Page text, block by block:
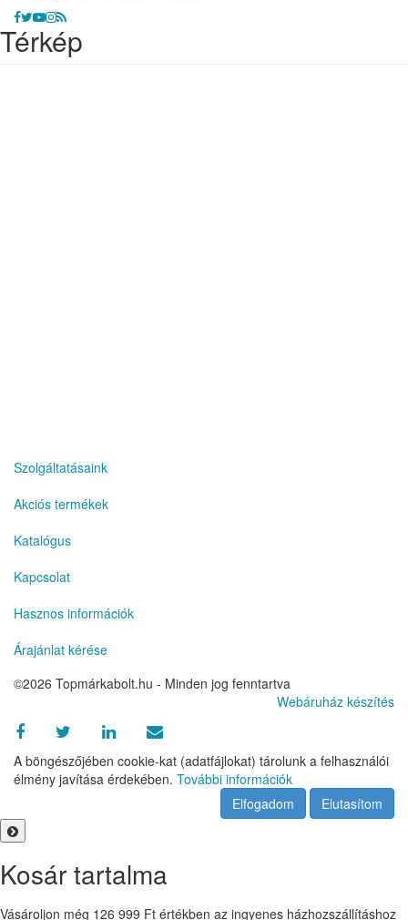
Térkép
Szolgáltatásaink
Akciós termékek
Katalógus
Kapcsolat
Hasznos információk
Árajánlat kérése
©2026 Topmárkabolt.hu - Minden jog fenntartva
Webáruház készítés
A böngészőjében cookie-kat (adatfájlokat) tárolunk a felhasználói
élmény javítása érdekében. További információk
Elfogadom
Elutasítom
Kosár tartalma
Vásároljon még 126 999 Ft értékben az ingyenes házhozszállításhoz